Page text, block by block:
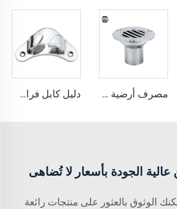
مصرف أرضية مقسم من الفولاذ المقاوم للصدأ AISI316 دليل كابل فراشة مائل من الفولاذ المقاوم للصدأ AISI316
الجودة بأسعار لا تُضاهى
الوثوق بالعثور على منتجات رائعة